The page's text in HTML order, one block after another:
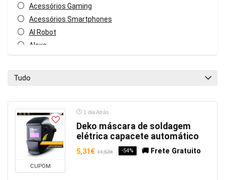
Acessórios Gaming
Acessórios Smartphones
AI Robot
Alexa
Amazon Espanha
Amazon Prime Day
AMD
Android
Animais de Estimação
Tudo
CUPOM
1 dia Atrás
Deko máscara de soldagem
elétrica capacete automático
5,31€ 11,53€ -54% 🚚 Frete Gratuito